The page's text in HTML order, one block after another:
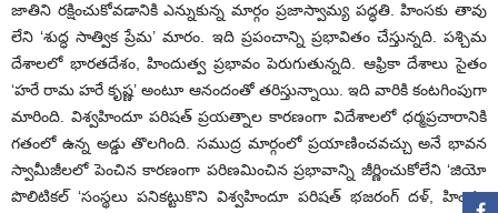
జాతిని రక్షించుకోవడానికి ఎన్నుకున్న మార్గం ప్రజాస్వామ్య పద్ధతి. హింసకు తావు
లేని ‘శుద్ధ సాత్విక ప్రేమ’ మారం. ఇది ప్రపంచాన్ని ప్రభావితం చేస్తున్నది. పశ్చిమ
దేశాలలో భారతదేశం, హిందుత్వ ప్రభావం పెరుగుతున్నది. ఆఫ్రికా దేశాలు సైతం
‘హరే రామ హరే కృష్ణ’ అంటూ ఆనందంతో తరిస్తున్నాయి. ఇది వారికి కంటగింపుగా
మారింది. విశ్వహిందూ పరిషత్ ప్రయత్నాల కారణంగా విదేశాలలో ధర్మప్రచారానికి
గతంలో ఉన్న అడ్డు తొలగింది. సముద్ర మార్గంలో ప్రయాణించవచ్చు అనే భావన
స్వామీజీలలో పెంచిన కారణంగా పరిణమించిన ప్రభావాన్ని జీర్ణించుకోలేని ‘జియో
పొలిటికల్ ‘సంస్థలు పనికట్టుకొని విశ్వహిందూ పరిషత్ భజరంగ్ దళ్, హిందూ